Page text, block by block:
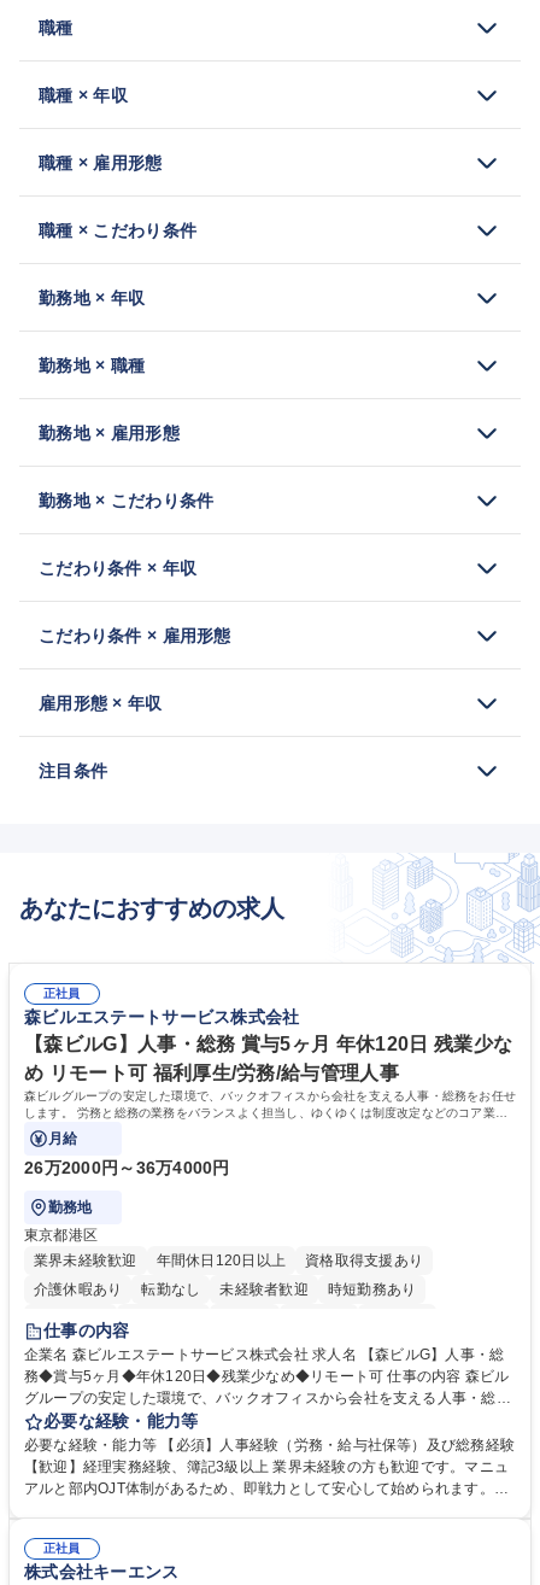
職種
職種 × 年収
職種 × 雇用形態
職種 × こだわり条件
勤務地 × 年収
勤務地 × 職種
勤務地 × 雇用形態
勤務地 × こだわり条件
こだわり条件 × 年収
こだわり条件 × 雇用形態
雇用形態 × 年収
注目条件
あなたにおすすめの求人
正社員
森ビルエステートサービス株式会社
【森ビルG】人事・総務 賞与5ヶ月 年休120日 残業少な
め リモート可 福利厚生/労務/給与管理人事
森ビルグループの安定した環境で、バックオフィスから会社を支える人事・総務をお任せ
します。 労務と総務の業務をバランスよく担当し、ゆくゆくは制度改定などのコア業務
にも挑戦できる、やりがいある環境です。
月給
26万2000円～36万4000円
勤務地
東京都港区
業界未経験歓迎
年間休日120日以上
資格取得支援あり
介護休暇あり
転勤なし 未経験者歓迎
時短勤務あり
経験者歓迎
完全週休2日制
交通費支給 長期歓迎 駅近5分以内 土日祝休み
仕事の内容
企業名 森ビルエステートサービス株式会社 求人名 【森ビルG】人事・総
務◆賞与5ヶ月◆年休120日◆残業少なめ◆リモート可 仕事の内容 森ビル
グループの安定した環境で、バックオフィスから会社を支える人事・総務
をお任せします。 労務と総務の業務をバランスよく担当し、ゆくゆくは制
度改定などのコア業務にも挑戦できる、やりがいある環境です。 ■勤怠管
理、給与計算、社会保険手続き、年末調整等の労務管理全般 ■入退社手続
き、社内規定の改定や人事制度改定などのコア業務 ■社内イベントの企画
でも質問・相談できる環境が整っているため、安心して成長できます。 募
集職種 【森ビルG】人事・総務◆賞与5ヶ月◆年休120日◆残業少なめ◆
必要な経験・能力等
必要な経験・能力等 【必須】人事経験（労務・給与社保等）及び総務経験
【歓迎】経理実務経験、簿記3級以上 業界未経験の方も歓迎です。マニュ
アルと部内OJT体制があるため、即戦力として安心して始められます。
務に挑戦できるため、自身の成長と組織への貢献度をダイレクトに実感で
きます。 残業少なめ、週1日リモート可など、ワークライフバランスを保
正社員
株式会社キーエンス